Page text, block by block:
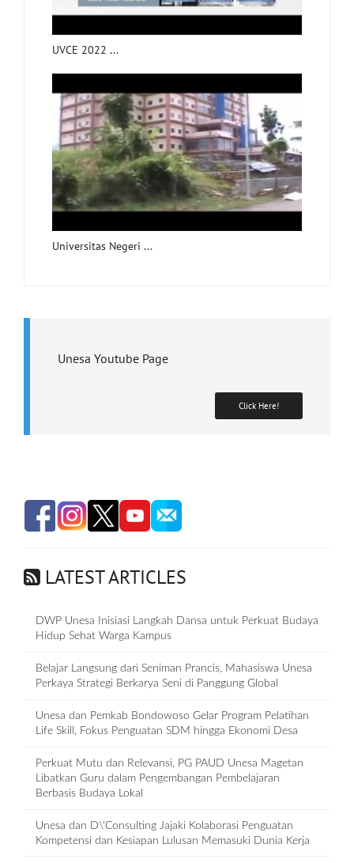
UVCE 2022 ...
Universitas Negeri ...
Unesa Youtube Page
Click Here!
LATEST ARTICLES
DWP Unesa Inisiasi Langkah Dansa untuk Perkuat Budaya
Hidup Sehat Warga Kampus
Belajar Langsung dari Seniman Prancis, Mahasiswa Unesa
Perkaya Strategi Berkarya Seni di Panggung Global
Unesa dan Pemkab Bondowoso Gelar Program Pelatihan
Life Skill, Fokus Penguatan SDM hingga Ekonomi Desa
Perkuat Mutu dan Relevansi, PG PAUD Unesa Magetan
Libatkan Guru dalam Pengembangan Pembelajaran
Berbasis Budaya Lokal
Unesa dan D\'Consulting Jajaki Kolaborasi Penguatan
Kompetensi dan Kesiapan Lulusan Memasuki Dunia Kerja